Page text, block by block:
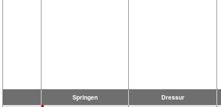
Springen
Dressur